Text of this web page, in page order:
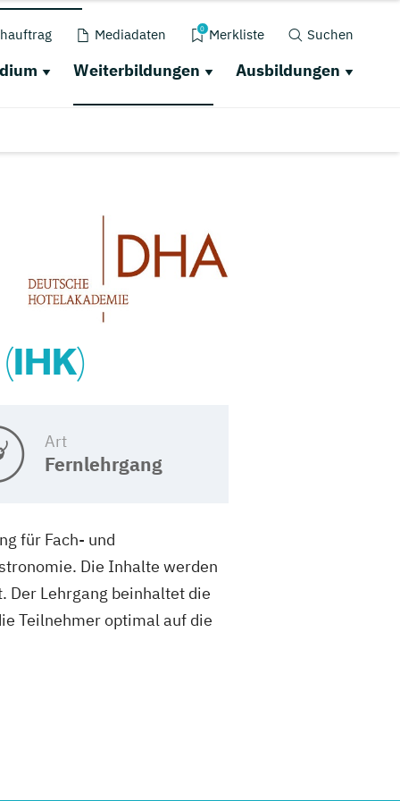
Mediadaten 0 Merkliste Suchen
Weiterbildungen Ausbildungen
Art
Fernlehrgang
für Fach- und
Die Inhalte werden
Der Lehrgang beinhaltet die
Teilnehmer optimal auf die